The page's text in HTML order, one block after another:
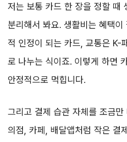
저는 보통 카드 한 장을 정할 때
분리해서 봐요. 생활비는 혜택
적 인정이 되는 카드, 교통은 K-
로 나누는 식이죠. 이렇게 하면
안정적으로 먹힙니다.
그리고 결제 습관 자체를 조금
의점, 카페, 배달앱처럼 작은 결